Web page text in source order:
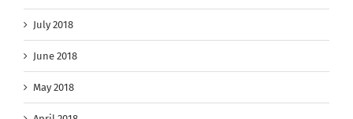
July 2018
June 2018
May 2018